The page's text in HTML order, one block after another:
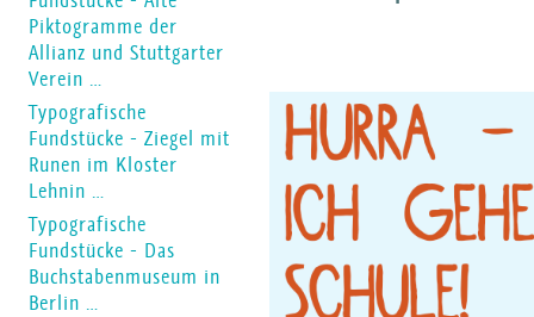
Piktogramme der
Allianz und Stuttgarter
Verein …
Typografische
Fundstücke - Ziegel mit
Runen im Kloster
Lehnin …
Typografische
Fundstücke - Das
Buchstabenmuseum in
Berlin …